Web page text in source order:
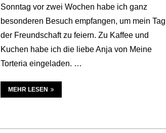
Sonntag vor zwei Wochen habe ich ganz
besonderen Besuch empfangen, um mein Tag
der Freundschaft zu feiern. Zu Kaffee und
Kuchen habe ich die liebe Anja von Meine
Torteria eingeladen. …
MEHR LESEN